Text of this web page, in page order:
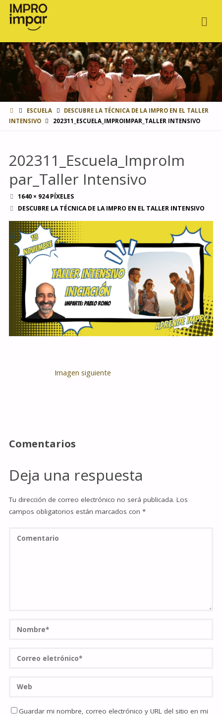
INICIOESCUELA
DESCUBRE LA TÉCNICA DE LA IMPRO EN EL TALLER
INTENSIVO
202311_ESCUELA_IMPROIMPAR_TALLER INTENSIVO
202311_Escuela_ImproIm
par_Taller Intensivo
TAMAÑO
COMPLETO
1640 × 924PÍXELES
DESCUBRE LA TÉCNICA DE LA IMPRO EN EL TALLER INTENSIVO
Imagen siguiente
Comentarios
Deja una respuesta
Tu dirección de correo electrónico no será publicada. Los
campos obligatorios están marcados con *
Guardar mi nombre, correo electrónico y URL del sitio en mi